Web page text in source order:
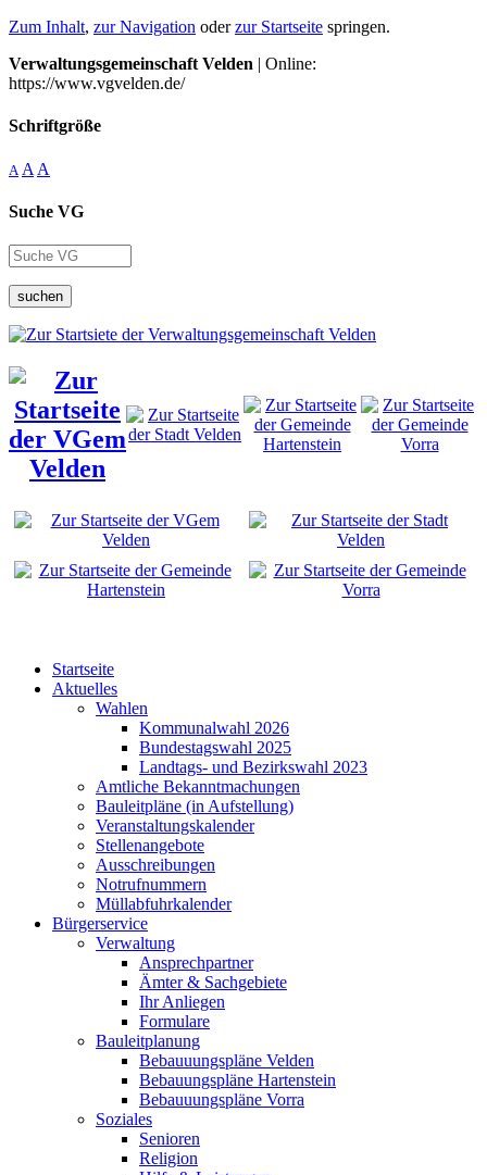
Zum Inhalt, zur Navigation oderzur Startseite springen.
Verwaltungsgemeinschaft Velden | Online:
https://www.vgvelden.de/
Schriftgröße
A A A
Suche VG
suchen
Startseite
Aktuelles
Wahlen
Kommunalwahl 2026
Bundestagswahl 2025
Landtags- und Bezirkswahl 2023
Amtliche Bekanntmachungen
Bauleitpläne (in Aufstellung)
Veranstaltungskalender
Stellenangebote
Ausschreibungen
Notrufnummern
Müllabfuhrkalender
Bürgerservice
Verwaltung
Ansprechpartner
Ämter & Sachgebiete
Ihr Anliegen
Formulare
Bauleitplanung
Bebauuungspläne Velden
Bebauungspläne Hartenstein
Bebauuungspläne Vorra
Soziales
Senioren
Religion